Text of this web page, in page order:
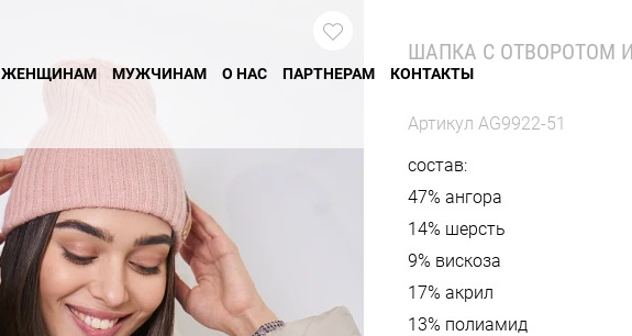
ЖЕНЩИНАМ МУЖЧИНАМ О НАС ПАРТНЕРАМ КОНТАКТЫ
ШАПКА С ОТВОРОТОМ
Артикул AG9922-51
состав:
47% ангора
14% шерсть
9% вискоза
17% акрил
13% полиамид